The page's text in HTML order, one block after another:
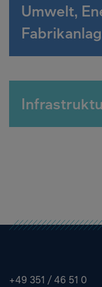
Umwelt,
+49 351 / 46 51 0